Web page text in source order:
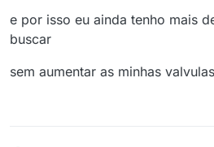
e por isso eu ainda tenho mais
buscar
sem aumentar as minhas